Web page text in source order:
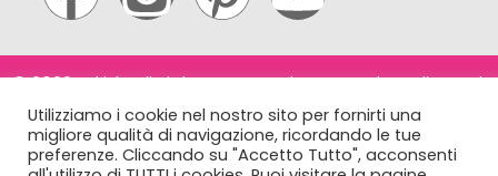
© 2022 Lakké . All Rights Reserved. N & B Webtrading S.r.l.
– Via A. Volta, 21 – Limena (PD) – Italy – CF e
P.Iva04961930288– R.E.A 432149 PD. info@lakke.it
Utilizziamo i cookie nel nostro sito per fornirti una
migliore qualità di navigazione, ricordando le tue
preferenze. Cliccando su "Accetto Tutto", acconsenti